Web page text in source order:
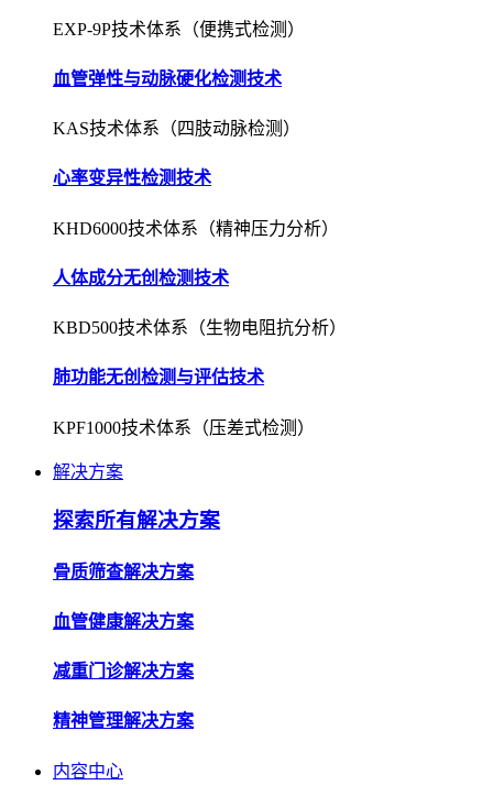
EXP-9P技术体系（便携式检测）
血管弹性与动脉硬化检测技术
KAS技术体系（四肢动脉检测）
心率变异性检测技术
KHD6000技术体系（精神压力分析）
人体成分无创检测技术
KBD500技术体系（生物电阻抗分析）
肺功能无创检测与评估技术
KPF1000技术体系（压差式检测）
解决方案
探索所有解决方案
骨质筛查解决方案
血管健康解决方案
减重门诊解决方案
精神管理解决方案
内容中心